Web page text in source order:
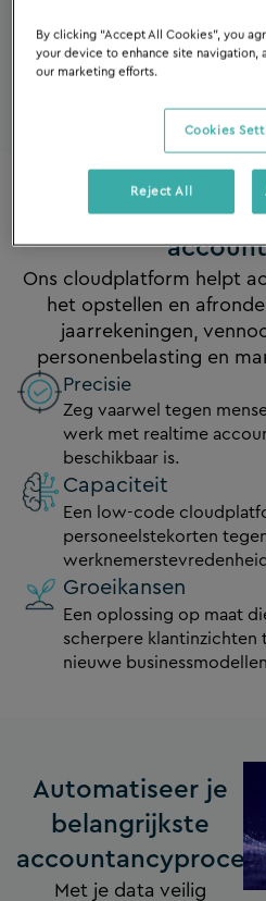
Ontwikkeld door
Ons cloudplatform helpt
het opstellen en
jaarrekeningen,
personenbelasting en
Precisie
Zeg vaarwel tegen
werk met realtime
beschikbaar is.
Capaciteit
Een low-code
personeelstekorten
Groeikansen
Een oplossing op maat
scherpere
nieuwe
Automatiseer je
belangrijkste
Met je data veilig
By clicking “Accept All Cookies”, you
your device to enhance site navigation,
our marketing efforts.
Cookies
Reject All